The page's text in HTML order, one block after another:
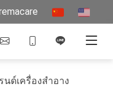
ด์เครื่องสำอาง